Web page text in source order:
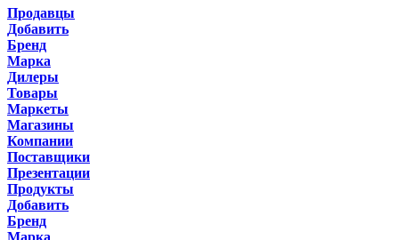
Продавцы
Добавить
Бренд
Марка
Дилеры
Товары
Маркеты
Магазины
Компании
Поставщики
Презентации
Продукты
Добавить
Бренд
Марка